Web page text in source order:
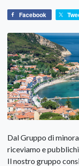
Facebook
Dal Gruppo di
riceviamo e
Il nostro gruppo